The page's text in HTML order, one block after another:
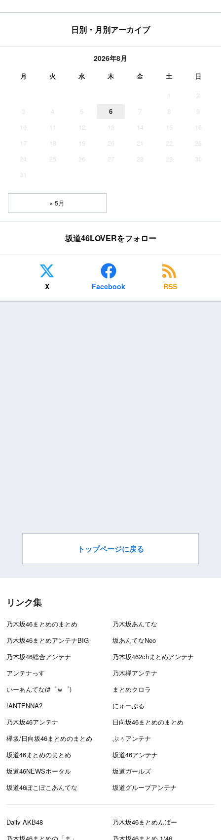
日別・月別アーカイブ
2026年8月
月 火 水 木 金 土 日
1
2
3
4 5 6 7 8
9
10
11 12 13 14 15
16
17
18 19 20 21 22
23
24
25 26 27 28 29
30
31
« 5月
坂道46LOVERをフォロー
X Facebook RSS
トップページに戻る
リンク集
乃木坂46まとめのまとめ
乃木坂あんてな
乃木坂46まとめアンテナBIG
坂あんてなNeo
乃木坂46総合アンテナ
乃木坂462chまとめアンテナ
アンテナっす
乃木欅アンテナ
いーあんてな(#゜ｗ゜)
まとめクロラ
!ANTENNA?
にゅーぷる
乃木坂46アンテナ
日向坂46まとめのまとめ
欅坂/日向坂46まとめのまとめ
ぷぅアンテナ
坂道46まとめのまとめ
坂道46アンテナ
坂道46NEWSポータル
坂道ガールズ
坂道46ぽこぽこあんてな
坂道グループアンテナ
Daily AKB48
乃木坂46まとめんばー